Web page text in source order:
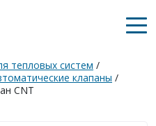
тепловых систем /
клапаны /
CNT